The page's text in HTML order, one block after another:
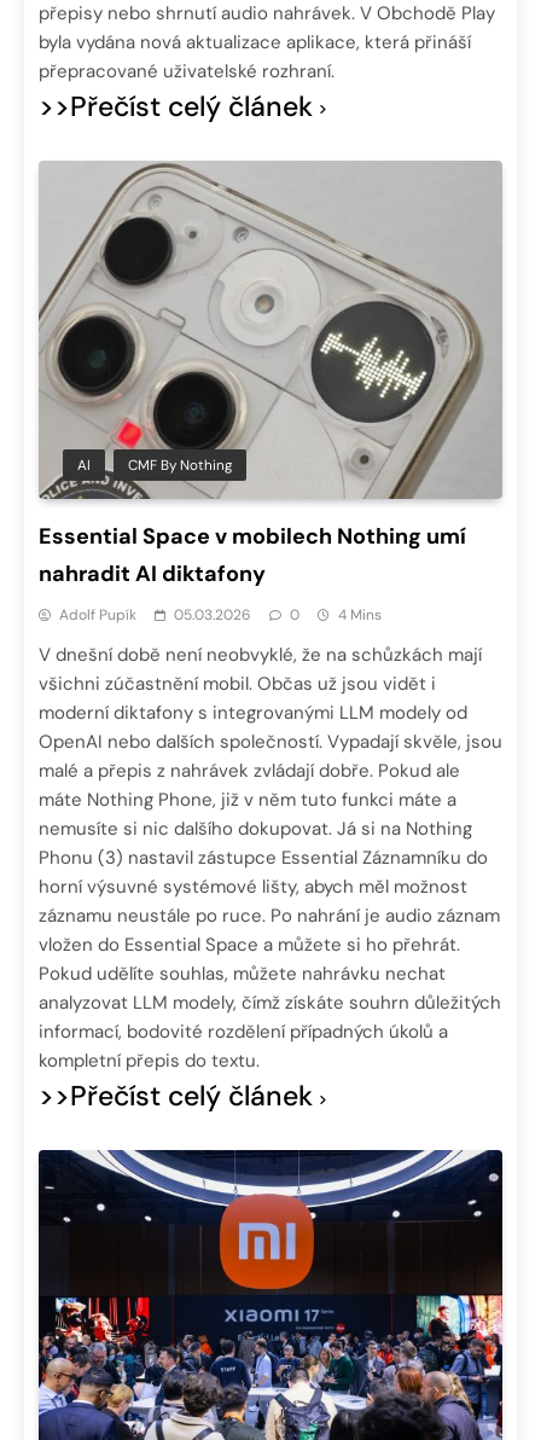
přepisy nebo shrnutí audio nahrávek. V Obchodě Play
byla vydána nová aktualizace aplikace, která přináší
přepracované uživatelské rozhraní.
>>Přečíst celý článek
AI CMF By Nothing
Essential Space v mobilech Nothing umí
nahradit AI diktafony
Adolf Pupík 05.03.2026 0 4 Mins
V dnešní době není neobvyklé, že na schůzkách mají
všichni zúčastnění mobil. Občas už jsou vidět i
moderní diktafony s integrovanými LLM modely od
OpenAI nebo dalších společností. Vypadají skvěle, jsou
malé a přepis z nahrávek zvládají dobře. Pokud ale
máte Nothing Phone, již v něm tuto funkci máte a
nemusíte si nic dalšího dokupovat. Já si na Nothing
Phonu (3) nastavil zástupce Essential Záznamníku do
horní výsuvné systémové lišty, abych měl možnost
záznamu neustále po ruce. Po nahrání je audio záznam
vložen do Essential Space a můžete si ho přehrát.
Pokud udělíte souhlas, můžete nahrávku nechat
analyzovat LLM modely, čímž získáte souhrn důležitých
informací, bodovité rozdělení případných úkolů a
kompletní přepis do textu.
>>Přečíst celý článek